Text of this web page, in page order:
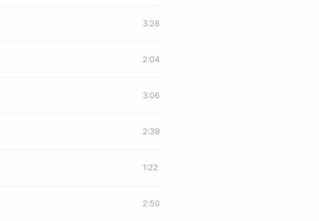
3:28
2:04
3:06
2:39
1:22
2:50